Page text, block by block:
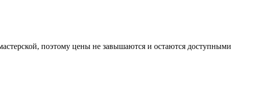
поэтому цены не завышаются и остаются доступными